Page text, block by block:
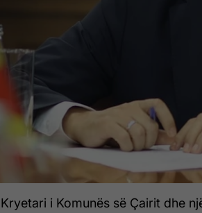
Kryetari i Komunës së Çairit dhe